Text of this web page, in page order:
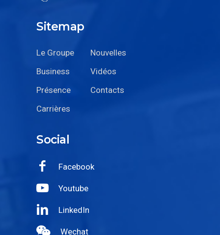
Sitemap
Le Groupe
Nouvelles
Business
Vidéos
Présence
Contacts
Carrières
Social
Facebook
Youtube
LinkedIn
Wechat